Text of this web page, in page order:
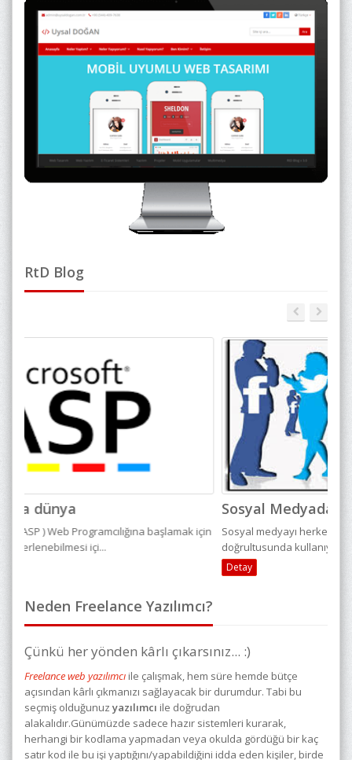
RtD Blog
Sosyal Medyada Reklam Stratejileri
Sosyal medyayı herkes kendi tercihleri ve ilgi alanları
doğrultusunda kullanıyor. Kimi insanlar akt...
Neden Freelance Yazılımcı?
Çünkü her yönden kârlı çıkarsınız... :)
Freelance web yazılımcı ile çalışmak, hem süre hemde bütçe
açısından kârlı çıkmanızı sağlayacak bir durumdur. Tabi bu
seçmiş olduğunuz yazılımcı ile doğrudan
alakalıdır.Günümüzde sadece hazır sistemleri kurarak,
herhangi bir kodlama yapmadan veya okulda gördüğü bir kaç
satır kod ile bu işi yaptığını/yapabildiğini idda eden kişiler, birde